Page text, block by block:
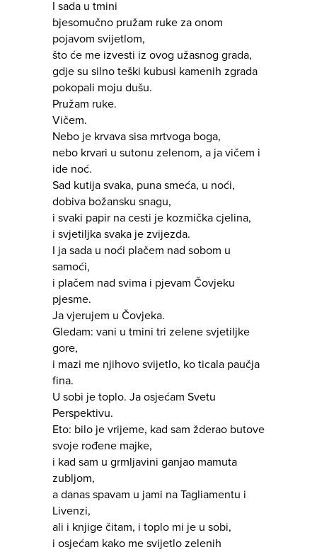
I sada u tmini
bjesomučno pružam ruke za onom
pojavom svijetlom,
što će me izvesti iz ovog užasnog grada,
gdje su silno teški kubusi kamenih zgrada
pokopali moju dušu.
Pružam ruke.
Vičem.
Nebo je krvava sisa mrtvoga boga,
nebo krvari u sutonu zelenom, a ja vičem i
ide noć.
Sad kutija svaka, puna smeća, u noći,
dobiva božansku snagu,
i svaki papir na cesti je kozmička cjelina,
i svjetiljka svaka je zvijezda.
I ja sada u noći plačem nad sobom u
samoći,
i plačem nad svima i pjevam Čovjeku
pjesme.
Ja vjerujem u Čovjeka.
Gledam: vani u tmini tri zelene svjetiljke
gore,
i mazi me njihovo svijetlo, ko ticala paučja
fina.
U sobi je toplo. Ja osjećam Svetu
Perspektivu.
Eto: bilo je vrijeme, kad sam žderao butove
svoje rođene majke,
i kad sam u grmljavini ganjao mamuta
zubljom,
a danas spavam u jami na Tagliamentu i
Livenzi,
ali i knjige čitam, i toplo mi je u sobi,
i osjećam kako me svijetlo zelenih